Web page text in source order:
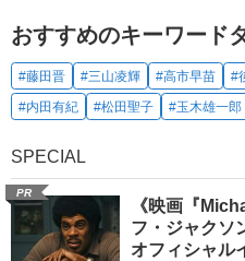
おすすめのキーワード
#藤田晋 #三山凌輝 #高市早苗 #
#内田有紀
#松田聖子 #玉木雄一郎
SPECIAL
PR
《映画『
フ・ジャクソ
オフィシャル